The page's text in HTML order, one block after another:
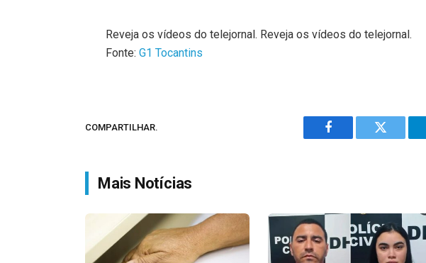
Reveja os vídeos do telejornal. Reveja os vídeos do telejornal.
Fonte:G1 Tocantins
COMPARTILHAR.
Facebook Twitter
Mais Notícias